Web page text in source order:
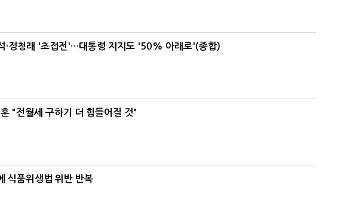
·정청래 '초접전'…대통령 지지도 '50% 아래로'(종합)
"전월세 구하기 더 힘들어질 것"
식품위생법 위반 반복